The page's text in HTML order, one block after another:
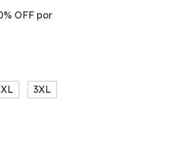
OFF por
3XL